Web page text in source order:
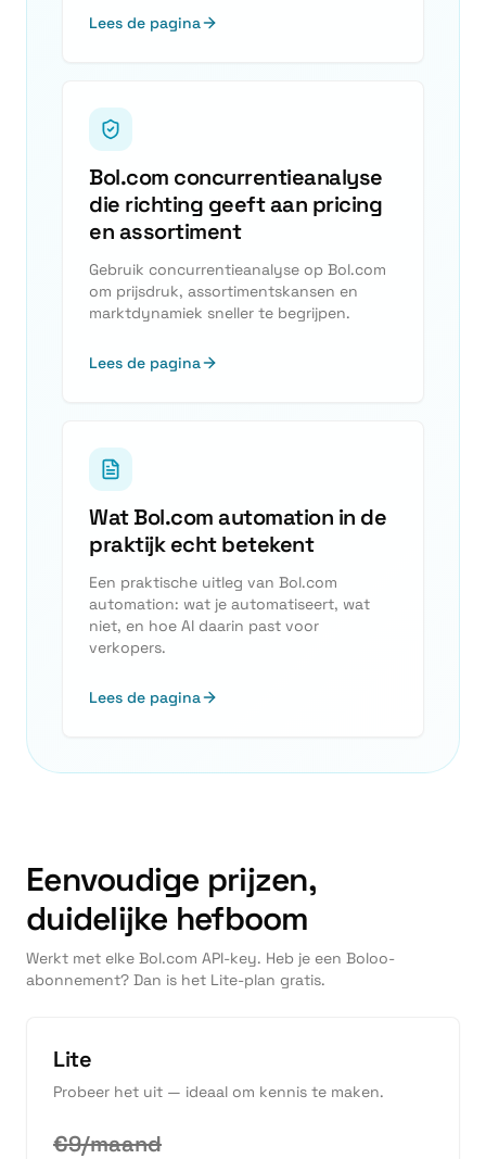
Lees de pagina
Bol.com concurrentieanalyse
die richting geeft aan pricing
en assortiment
Gebruik concurrentieanalyse op Bol.com
om prijsdruk, assortimentskansen en
marktdynamiek sneller te begrijpen.
Lees de pagina
Wat Bol.com automation in de
praktijk echt betekent
Een praktische uitleg van Bol.com
automation: wat je automatiseert, wat
niet, en hoe AI daarin past voor
verkopers.
Lees de pagina
Eenvoudige prijzen,
duidelijke hefboom
Werkt met elke Bol.com API-key. Heb je een Boloo-
abonnement? Dan is het Lite-plan gratis.
Lite
Probeer het uit — ideaal om kennis te maken.
€9/maand